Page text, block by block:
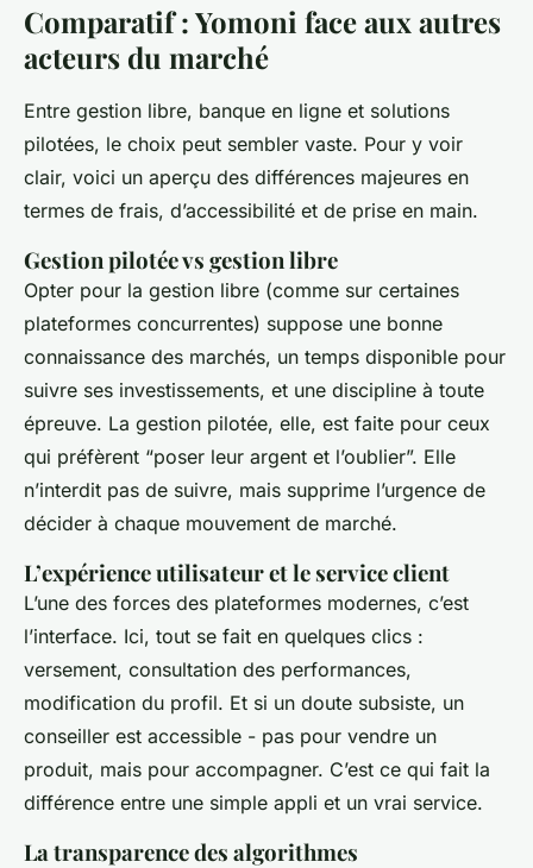
Comparatif : Yomoni face aux autres
acteurs du marché
Entre gestion libre, banque en ligne et solutions
pilotées, le choix peut sembler vaste. Pour y voir
clair, voici un aperçu des différences majeures en
termes de frais, d’accessibilité et de prise en main.
Gestion pilotée vs gestion libre
Opter pour la gestion libre (comme sur certaines
plateformes concurrentes) suppose une bonne
connaissance des marchés, un temps disponible pour
suivre ses investissements, et une discipline à toute
épreuve. La gestion pilotée, elle, est faite pour ceux
qui préfèrent “poser leur argent et l’oublier”. Elle
n’interdit pas de suivre, mais supprime l’urgence de
décider à chaque mouvement de marché.
L’expérience utilisateur et le service client
L’une des forces des plateformes modernes, c’est
l’interface. Ici, tout se fait en quelques clics :
versement, consultation des performances,
modification du profil. Et si un doute subsiste, un
conseiller est accessible - pas pour vendre un
produit, mais pour accompagner. C’est ce qui fait la
différence entre une simple appli et un vrai service.
La transparence des algorithmes